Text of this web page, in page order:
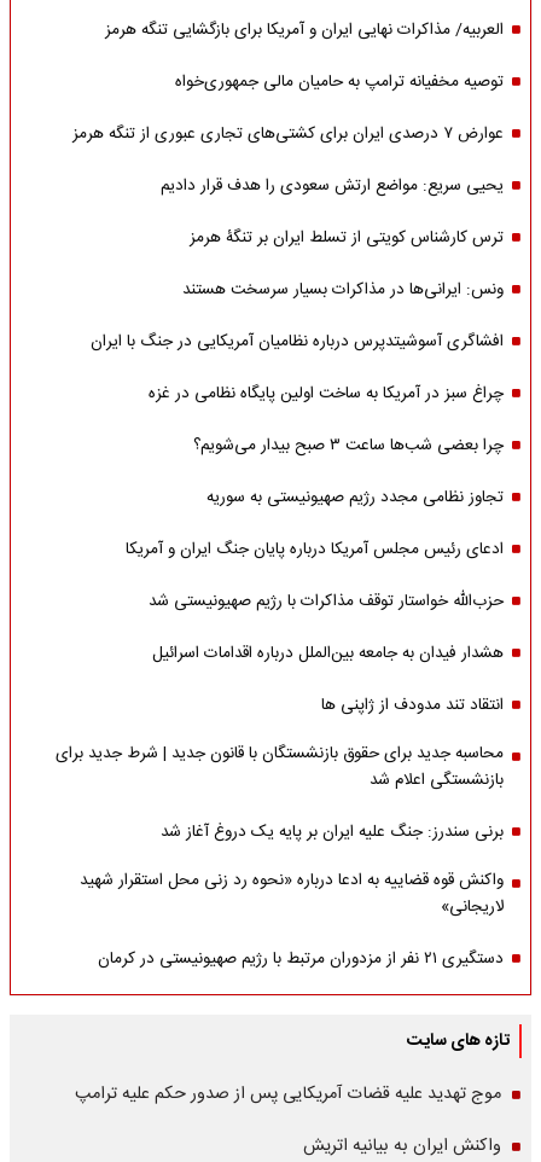
العربیه/ مذاکرات نهایی ایران و آمریکا برای بازگشایی تنگه هرمز
توصیه مخفیانه ترامپ به حامیان مالی جمهوری‌خواه
عوارض ۷ درصدی ایران برای کشتی‌های تجاری عبوری از تنگه هرمز
یحیی سریع: مواضع ارتش سعودی را هدف قرار دادیم
ترس کارشناس کویتی از تسلط ایران بر تنگۀ هرمز
ونس: ایرانی‌ها در مذاکرات بسیار سرسخت هستند
افشاگری آسوشیتدپرس درباره نظامیان آمریکایی در جنگ با ایران
چراغ سبز در آمریکا به ساخت اولین پایگاه نظامی در غزه
چرا بعضی شب‌ها ساعت ۳ صبح بیدار می‌شویم؟
تجاوز نظامی مجدد رژیم صهیونیستی به سوریه
ادعای رئیس مجلس آمریکا درباره پایان جنگ ایران و آمریکا
حزب‌الله خواستار توقف مذاکرات با رژیم صهیونیستی شد
هشدار فیدان به جامعه بین‌الملل درباره اقدامات اسرائیل
انتقاد تند مدودف از ژاپنی ها
محاسبه جدید برای حقوق بازنشستگان با قانون جدید | شرط جدید برای
بازنشستگی اعلام شد
برنی سندرز: جنگ علیه ایران بر پایه یک دروغ آغاز شد
واکنش قوه قضاییه به ادعا درباره «نحوه رد زنی محل استقرار شهید
لاریجانی»
دستگیری ۲۱ نفر از مزدوران مرتبط با رژیم صهیونیستی در کرمان
تازه های سایت
موج تهدید علیه قضات آمریکایی پس از صدور حکم علیه ترامپ
واکنش ایران به بیانیه اتریش